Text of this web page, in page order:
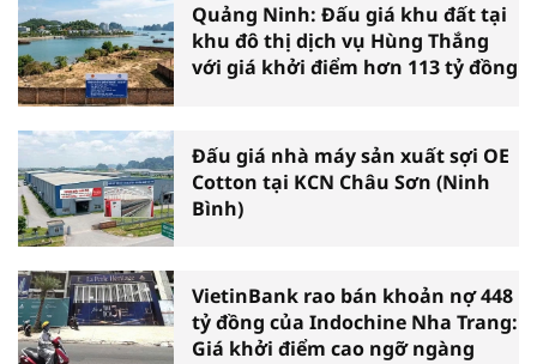
Quảng Ninh: Đấu giá khu đất tại
khu đô thị dịch vụ Hùng Thắng
với giá khởi điểm hơn 113 tỷ đồng
Đấu giá nhà máy sản xuất sợi OE
Cotton tại KCN Châu Sơn (Ninh
Bình)
VietinBank rao bán khoản nợ 448
tỷ đồng của Indochine Nha Trang:
Giá khởi điểm cao ngỡ ngàng